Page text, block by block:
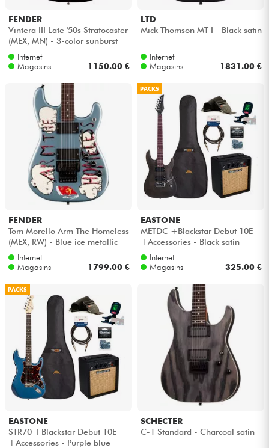
FENDER
Vintera III Late '50s Stratocaster
(MEX, MN) - 3-color sunburst
Internet
Magasins
1150.00 €
LTD
Mick Thomson MT-I - Black satin
Internet
Magasins
1831.00 €
FENDER
Tom Morello Arm The Homeless
(MEX, RW) - Blue ice metallic
Internet
Magasins
1799.00 €
PACKS
EASTONE
METDC +Blackstar Debut 10E
+Accessories - Black satin
Internet
Magasins
325.00 €
PACKS
EASTONE
STR70 +Blackstar Debut 10E
+Accessories - Purple blue
SCHECTER
C-1 Standard - Charcoal satin